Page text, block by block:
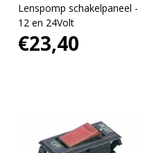
Lenspomp schakelpaneel -
12 en 24Volt
€23,40